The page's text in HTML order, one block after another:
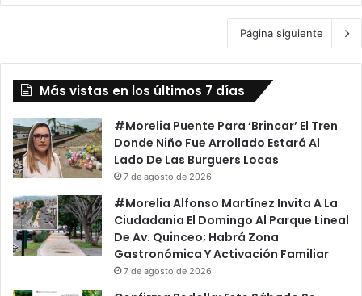
Página siguiente
Más vistas en los últimos 7 días
#Morelia Puente Para ‘Brincar’ El Tren
Donde Niño Fue Arrollado Estará Al
Lado De Las Burguers Locas
7 de agosto de 2026
#Morelia Alfonso Martínez Invita A La
Ciudadania El Domingo Al Parque Lineal
De Av. Quinceo; Habrá Zona
Gastronómica Y Activación Familiar
7 de agosto de 2026